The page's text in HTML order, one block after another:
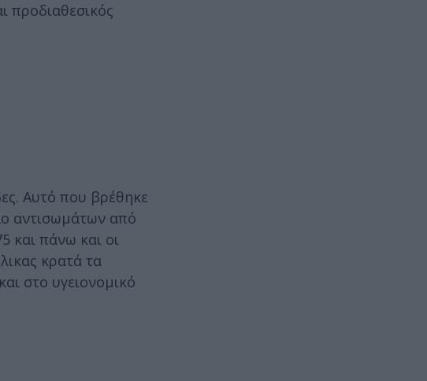
προδιαθεσικός
Αυτό που βρέθηκε
αντισωμάτων από
και πάνω και οι
κρατά τα
στο υγειονομικό